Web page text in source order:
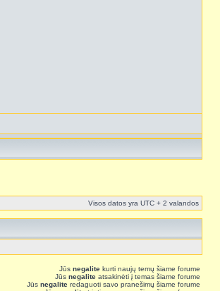
Visos datos yra UTC + 2 valandos
Jūs negalite kurti naujų temų šiame forume
Jūs negalite atsakinėti į temas šiame forume
Jūs negalite redaguoti savo pranešimų šiame forume